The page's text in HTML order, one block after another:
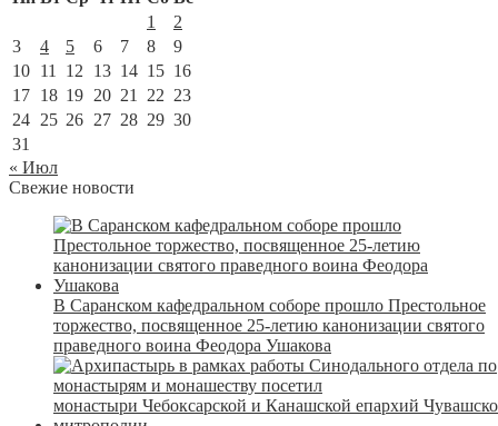
1
2
3
4 5 6 7 8
9
10 11 12 13 14 15 16
17 18 19 20 21 22 23
24 25 26 27 28 29 30
31
« Июл
Свежие новости
В Саранском кафедральном соборе прошло Престольное
торжество, посвященное 25-летию канонизации святого
праведного воина Феодора Ушакова